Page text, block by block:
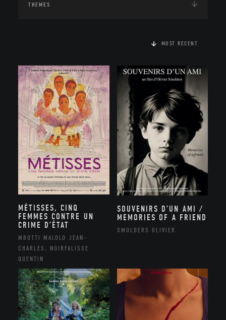
THEMES
MOST RECENT
MÉTISSES, CINQ
FEMMES CONTRE UN
CRIME D’ÉTAT
MBOTTI MALOLO JEAN-
CHARLES, NOIRFALISSE
QUENTIN
SOUVENIRS D’UN AMI /
MEMORIES OF A FRIEND
SMOLDERS OLIVIER